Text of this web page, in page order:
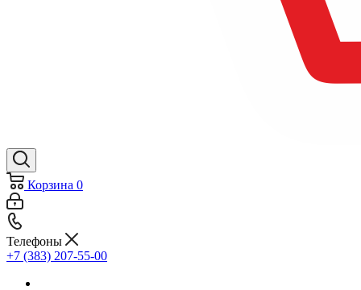
Корзина 0
Телефоны
+7 (383) 207-55-00